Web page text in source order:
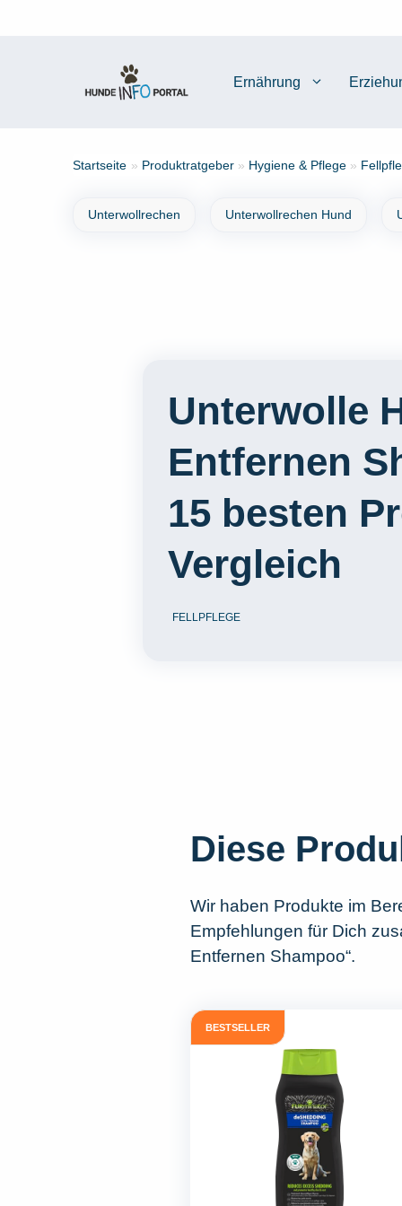
Ernährung
Startseite » Produktratgeber » Hygiene & Pflege »
Unterwollrechen Unterwollrechen Hund
Unterwolle
Entfernen
15 besten
Vergleich
FELLPFLEGE
Diese
Wir haben Produkte im
Empfehlungen für Dich
Entfernen Shampoo“.
BESTSELLER